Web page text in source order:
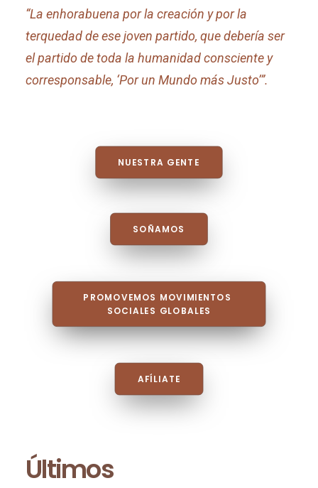
“La enhorabuena por la creación y por la
terquedad de ese joven partido, que debería ser
el partido de toda la humanidad consciente y
corresponsable, ‘Por un Mundo más Justo’”.
NUESTRA GENTE
SOÑAMOS
PROMOVEMOS MOVIMIENTOS
SOCIALES GLOBALES
AFÍLIATE
Últimos